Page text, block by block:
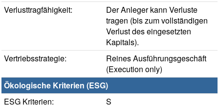
Verlusttragfähigkeit:
Der Anleger kann Verluste
tragen (bis zum vollständigen
Verlust des eingesetzten
Kapitals).
Vertriebsstrategie:
Reines Ausführungsgeschäft
(Execution only)
Ökologische Kriterien (ESG)
ESG Kriterien:
S